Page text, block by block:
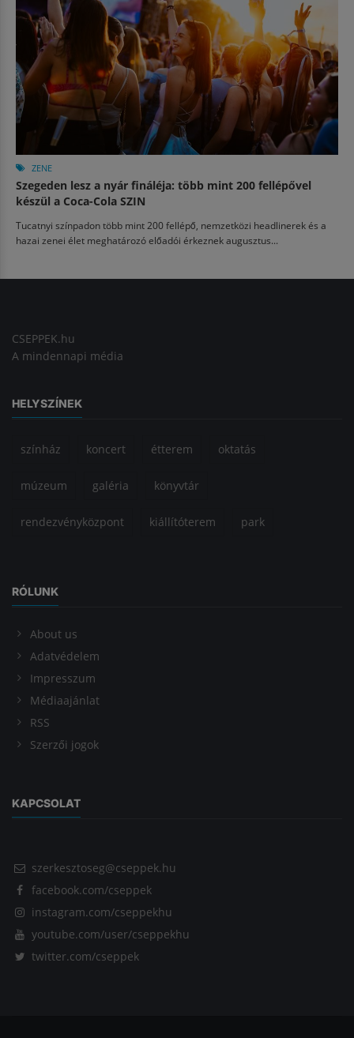
ZENE
Szegeden lesz a nyár fináléja: több mint 200 fellépővel
készül a Coca-Cola SZIN
Tucatnyi színpadon több mint 200 fellépő, nemzetközi headlinerek és a
hazai zenei élet meghatározó előadói érkeznek augusztus...
CSEPPEK.hu
A mindennapi média
HELYSZÍNEK
színház koncert étterem oktatás
múzeum galéria könyvtár
rendezvényközpont kiállítóterem park
RÓLUNK
About us
Adatvédelem
Impresszum
Médiaajánlat
RSS
Szerzői jogok
KAPCSOLAT
szerkesztoseg@cseppek.hu
facebook.com/cseppek
instagram.com/cseppekhu
youtube.com/user/cseppekhu
twitter.com/cseppek